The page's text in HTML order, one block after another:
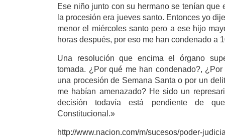
Ese niño junto con su hermano se tenían que
la procesión era jueves santo. Entonces yo
menor el miércoles santo pero a ese hijo
horas después, por eso me han condenado a
Una resolución que encima el órgano
tomada. ¿Por qué me han condenado?,
una procesión de Semana Santa o por un
me habían amenazado? He sido un
decisión todavía está pendiente de
Constitucional.»
http://www.nacion.com/m/sucesos/poder-